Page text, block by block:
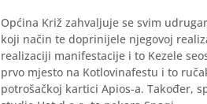
Općina Križ zahvaljuje se svim
koji način te doprinijele njegovoj
realizaciji manifestacije i to Kezele
prvo mjesto na Kotlovinafestu i to
potrošačkoj kartici Apios-a. Također,